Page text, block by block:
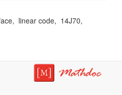
linear code, 14J70,